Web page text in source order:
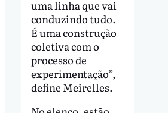
uma linha que vai
conduzindo tudo.
É uma construção
coletiva com o
processo de
experimentação”,
define Meirelles.